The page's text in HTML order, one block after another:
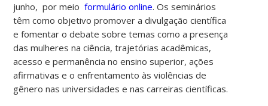
junho, por meio formulário online. Os seminários
têm como objetivo promover a divulgação científica
e fomentar o debate sobre temas como a presença
das mulheres na ciência, trajetórias acadêmicas,
acesso e permanência no ensino superior, ações
afirmativas e o enfrentamento às violências de
gênero nas universidades e nas carreiras científicas.